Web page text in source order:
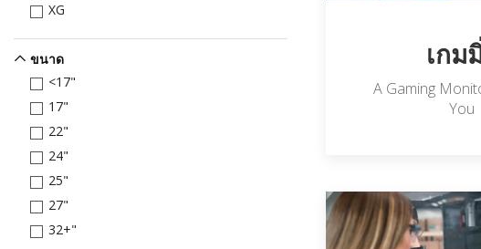
XG
ขนาด
<17"
17"
22"
24"
25"
27"
32+"
เกม
A Gaming
You